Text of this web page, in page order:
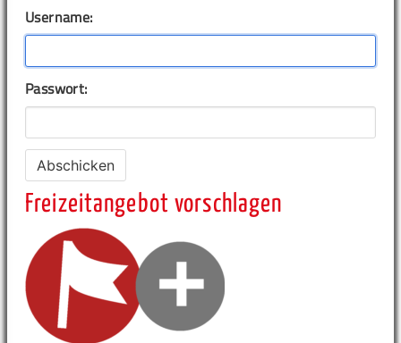
Username:
Passwort:
Freizeitangebot vorschlagen